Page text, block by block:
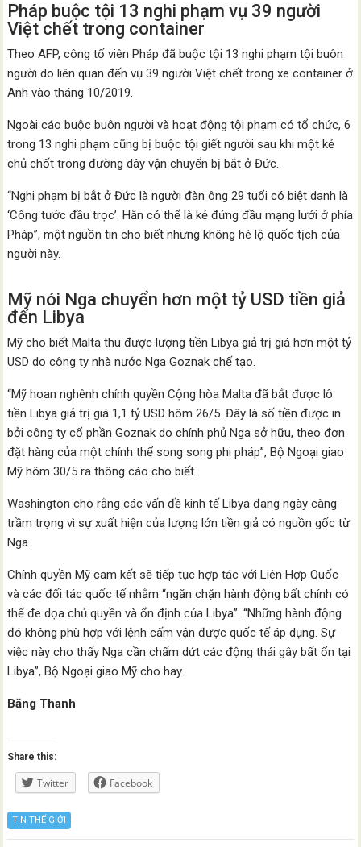
Pháp buộc tội 13 nghi phạm vụ 39 người
Việt chết trong container
Theo AFP, công tố viên Pháp đã buộc tội 13 nghi phạm tội buôn
người do liên quan đến vụ 39 người Việt chết trong xe container ở
Anh vào tháng 10/2019.
Ngoài cáo buộc buôn người và hoạt động tội phạm có tổ chức, 6
trong 13 nghi phạm cũng bị buộc tội giết người sau khi một kẻ
chủ chốt trong đường dây vận chuyển bị bắt ở Đức.
“Nghi phạm bị bắt ở Đức là người đàn ông 29 tuổi có biệt danh là
‘Công tước đầu trọc’. Hắn có thể là kẻ đứng đầu mạng lưới ở phía
Pháp”, một nguồn tin cho biết nhưng không hé lộ quốc tịch của
người này.
Mỹ nói Nga chuyển hơn một tỷ USD tiền giả
đến Libya
Mỹ cho biết Malta thu được lượng tiền Libya giả trị giá hơn một tỷ
USD do công ty nhà nước Nga Goznak chế tạo.
“Mỹ hoan nghênh chính quyền Cộng hòa Malta đã bắt được lô
tiền Libya giả trị giá 1,1 tỷ USD hôm 26/5. Đây là số tiền được in
bởi công ty cổ phần Goznak do chính phủ Nga sở hữu, theo đơn
đặt hàng của một chính thể song song phi pháp”, Bộ Ngoại giao
Mỹ hôm 30/5 ra thông cáo cho biết.
Washington cho rằng các vấn đề kinh tế Libya đang ngày càng
trầm trọng vì sự xuất hiện của lượng lớn tiền giả có nguồn gốc từ
Nga.
Chính quyền Mỹ cam kết sẽ tiếp tục hợp tác với Liên Hợp Quốc
và các đối tác quốc tế nhằm “ngăn chặn hành động bất chính có
thể đe dọa chủ quyền và ổn định của Libya”. “Những hành động
đó không phù hợp với lệnh cấm vận được quốc tế áp dụng. Sự
việc này cho thấy Nga cần chấm dứt các động thái gây bất ổn tại
Libya”, Bộ Ngoại giao Mỹ cho hay.
Băng Thanh
Share this:
Twitter Facebook
TIN THẾ GIỚI